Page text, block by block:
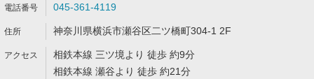
045-361-4119
神奈川県横浜市瀬谷区二ツ橋町304-1 2F
相鉄本線 三ツ境より 徒歩 約9分
相鉄本線 瀬谷より 徒歩 約21分